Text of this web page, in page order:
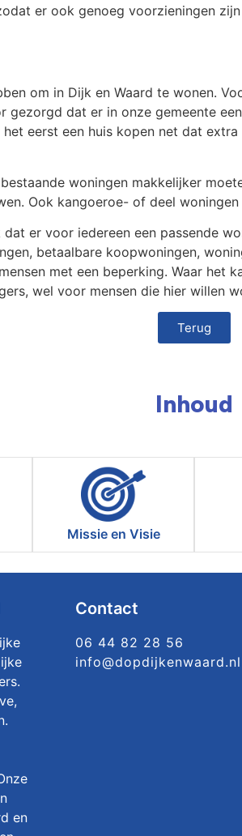
er ook genoeg voorzieningen
om in Dijk en Waard te wonen.
gezorgd dat er in onze gemeente
eerst een huis kopen net dat
woningen makkelijker
Ook kangoeroe- of deel
er voor iedereen een passende
betaalbare koopwoningen,
met een beperking. Waar het
wel voor mensen die hier willen
Terug
Inhoud
Missie en Visie
en
Contact
06 44 82 28 56
info@dopdijkenwaard.nl